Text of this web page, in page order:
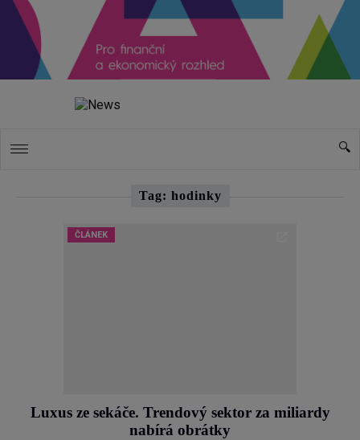
Tag: hodinky
ČLÁNEK
Luxus ze sekáče. Trendový sektor za miliardy
nabírá obrátky